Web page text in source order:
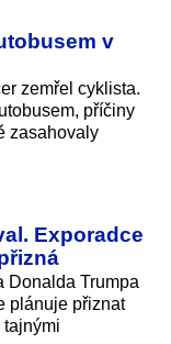
v
zemřel cyklista.
příčiny
zasahovaly
Exporadce
Donalda Trumpa
plánuje přiznat